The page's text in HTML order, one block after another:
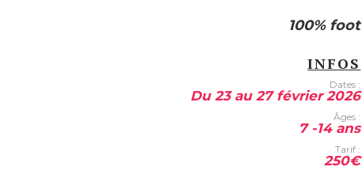
100% foot
INFOS
Dates :
Du 23 au 27 février 2026
Âges :
7 -14 ans
Tarif :
250€